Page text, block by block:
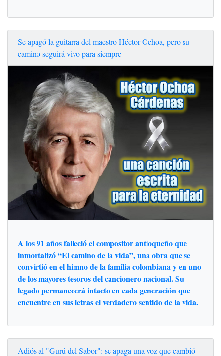
Se apagó la guitarra del maestro Héctor Ochoa, pero su
camino seguirá vivo para siempre
A los 91 años falleció el compositor antioqueño que
inmortalizó “El camino de la vida”, una obra que se
convirtió en el himno de la familia colombiana y en uno
de los mayores tesoros del cancionero nacional. Su
legado permanecerá intacto en cada generación que
encuentre en sus letras el verdadero sentido de la vida.
Adiós al "Gurú del Sabor": se apaga una voz que cambió